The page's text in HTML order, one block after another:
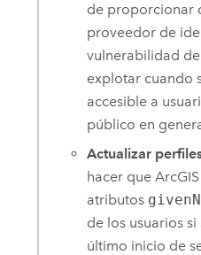
de proporcionar
proveedor de
vulnerabilidad
explotar cuando
accesible a
público en
Actualizar
hacer que
atributos
de los usuarios
último inicio de